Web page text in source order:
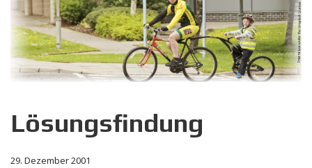
Lösungsfindung
29. Dezember 2001